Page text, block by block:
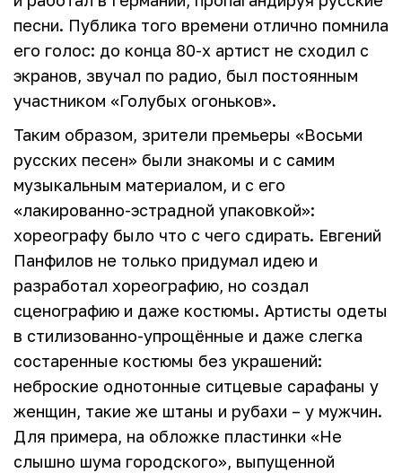
песни. Публика того времени отлично помнила
его голос: до конца 80-х артист не сходил с
экранов, звучал по радио, был постоянным
участником «Голубых огоньков».
Таким образом, зрители премьеры «Восьми
русских песен» были знакомы и с самим
музыкальным материалом, и с его
«лакированно-эстрадной упаковкой»:
хореографу было что с чего сдирать. Евгений
Панфилов не только придумал идею и
разработал хореографию, но создал
сценографию и даже костюмы. Артисты одеты
в стилизованно-упрощённые и даже слегка
состаренные костюмы без украшений:
неброские однотонные ситцевые сарафаны у
женщин, такие же штаны и рубахи – у мужчин.
Для примера, на обложке пластинки «Не
слышно шума городского», выпущенной